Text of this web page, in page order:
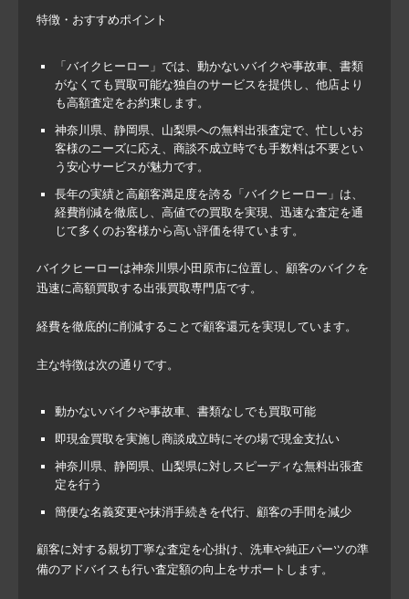
特徴・おすすめポイント
「バイクヒーロー」では、動かないバイクや事故車、書類
がなくても買取可能な独自のサービスを提供し、他店より
も高額査定をお約束します。
神奈川県、静岡県、山梨県への無料出張査定で、忙しいお
客様のニーズに応え、商談不成立時でも手数料は不要とい
う安心サービスが魅力です。
長年の実績と高顧客満足度を誇る「バイクヒーロー」は、
経費削減を徹底し、高値での買取を実現、迅速な査定を通
じて多くのお客様から高い評価を得ています。
バイクヒーローは神奈川県小田原市に位置し、顧客のバイクを
迅速に高額買取する出張買取専門店です。
経費を徹底的に削減することで顧客還元を実現しています。
主な特徴は次の通りです。
動かないバイクや事故車、書類なしでも買取可能
即現金買取を実施し商談成立時にその場で現金支払い
神奈川県、静岡県、山梨県に対しスピーディな無料出張査
定を行う
簡便な名義変更や抹消手続きを代行、顧客の手間を減少
顧客に対する親切丁寧な査定を心掛け、洗車や純正パーツの準
備のアドバイスも行い査定額の向上をサポートします。